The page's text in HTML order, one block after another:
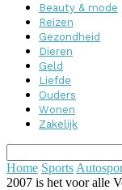
Beauty & mode
Reizen
Gezondheid
Dieren
Geld
Liefde
Ouders
Wonen
Zakelijk
Home Sports
2007 is het voor alle